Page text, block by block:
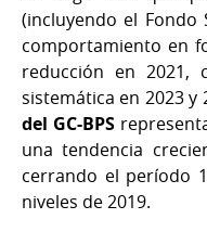
(incluyendo el Fondo
comportamiento en
reducción en 2021,
sistemática en 2023 y
del GC-BPS
una tendencia
cerrando el período
niveles de 2019.